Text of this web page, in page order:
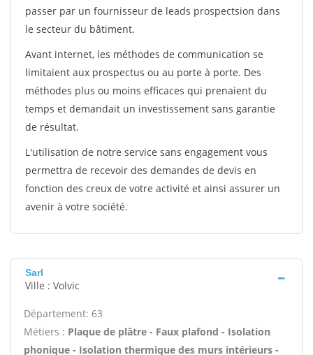
passer par un fournisseur de leads prospectsion dans
le secteur du bâtiment.
Avant internet, les méthodes de communication se
limitaient aux prospectus ou au porte à porte. Des
méthodes plus ou moins efficaces qui prenaient du
temps et demandait un investissement sans garantie
de résultat.
L'utilisation de notre service sans engagement vous
permettra de recevoir des demandes de devis en
fonction des creux de votre activité et ainsi assurer un
avenir à votre société.
Sarl
Ville : Volvic
Département: 63
Métiers : Plaque de plâtre - Faux plafond - Isolation
phonique - Isolation thermique des murs intérieurs -